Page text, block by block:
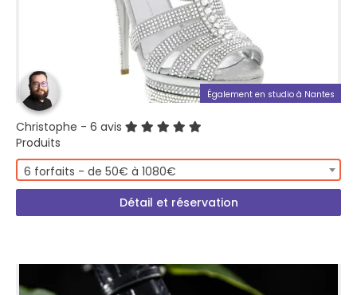
Également en studio à Nantes
Christophe - 6 avis
Produits
6 forfaits - de 50€ à 1080€
Détail et réservation